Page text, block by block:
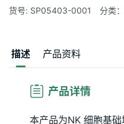
货号: SP05403-0001 分类：
描述 产品资料
产品详情
本产品为NK 细胞基础